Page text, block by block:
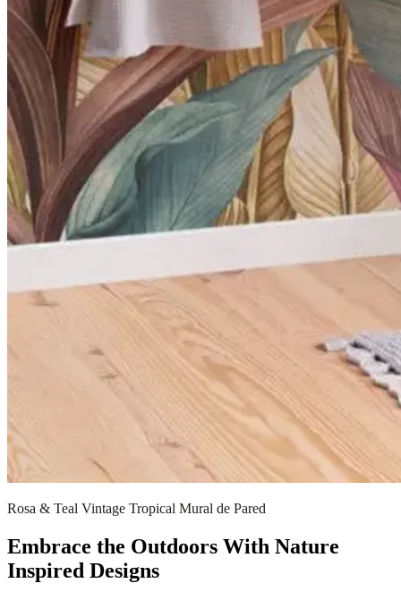
Rosa & Teal Vintage Tropical Mural de Pared
Embrace the Outdoors With Nature
Inspired Designs